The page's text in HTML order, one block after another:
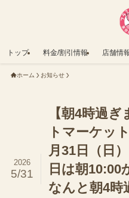
トップ 料金/割引情報 店舗情
ホーム お知らせ
【朝4時過
トマーケッ
月31日（日
日は朝10:00
なんと朝4時
2026
5/31